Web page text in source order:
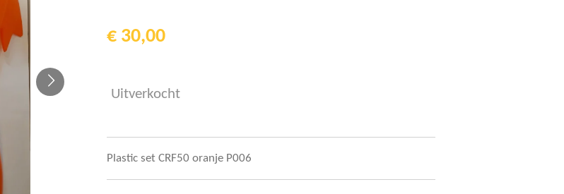
€ 30,00
Uitverkocht
Plastic set CRF50 oranje P006